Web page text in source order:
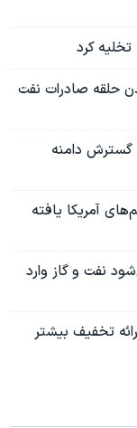
شدن حلقه صادرات نفت
گسترش دامنه
آمریکا یافته
نفت و گاز وارد
تخفیف بیشتر